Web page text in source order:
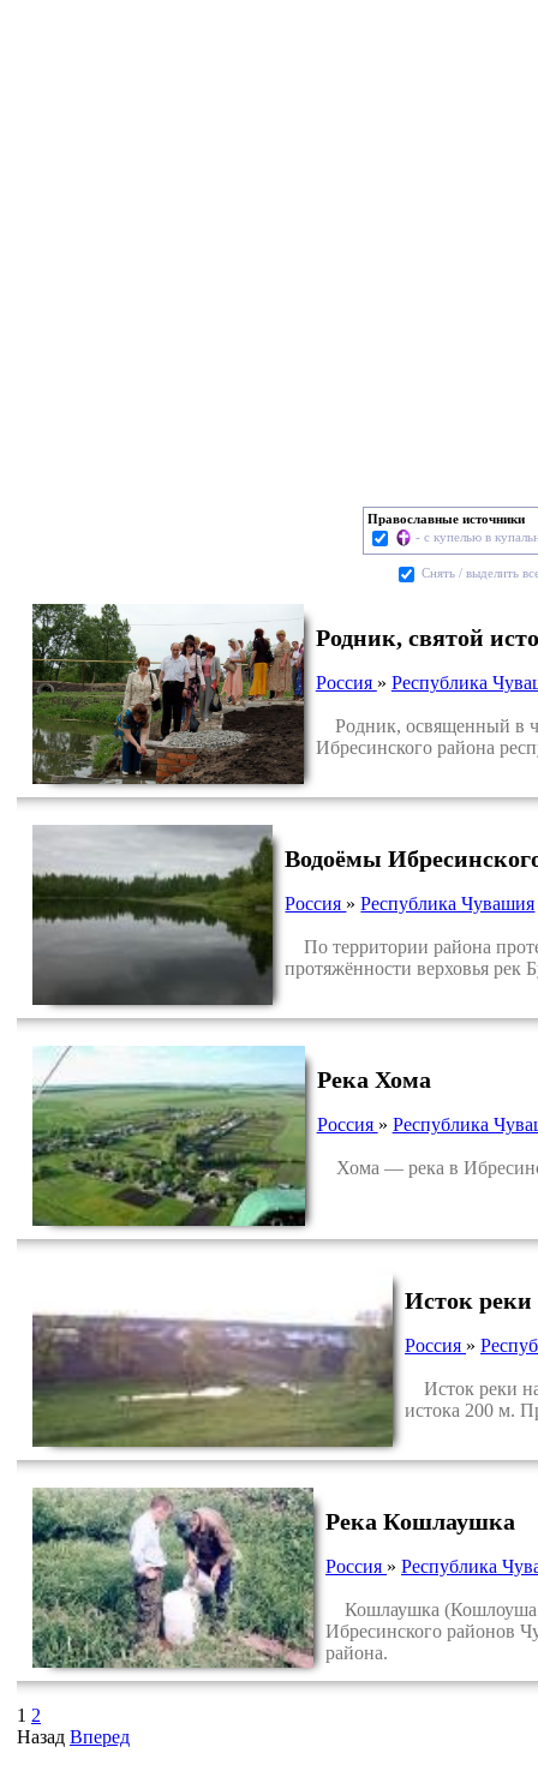
Православные источники
- с купелью в
Cнять / выделить
Родник, святой
Россия » Республика
Родник, освященный в
Ибресинского района
Водоёмы
Россия »Республика Чувашия
По территории района
протяжённости верховья
Река Хома
Россия » Республика
Хома — река в
Исток
Россия »
Исток реки
истока 200 м.
Река Кошлаушка
Россия »Республика
Кошлаушка (Кошлоуша
Ибресинского районов
района.
1 2
Назад Вперед